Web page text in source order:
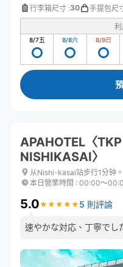
行李箱尺寸 :30 手提包尺
利
8/7五 8/8六 8/9日
APAHOTEL〈
NISHIKASAI〉
从Nishi-kasai站步行1分钟。
本日營業時間 : 00:00〜
5.0★ ★ ★ ★ ★
★ ★ ★ ★ ★ 5 則評論
速やかな対応、丁寧でし